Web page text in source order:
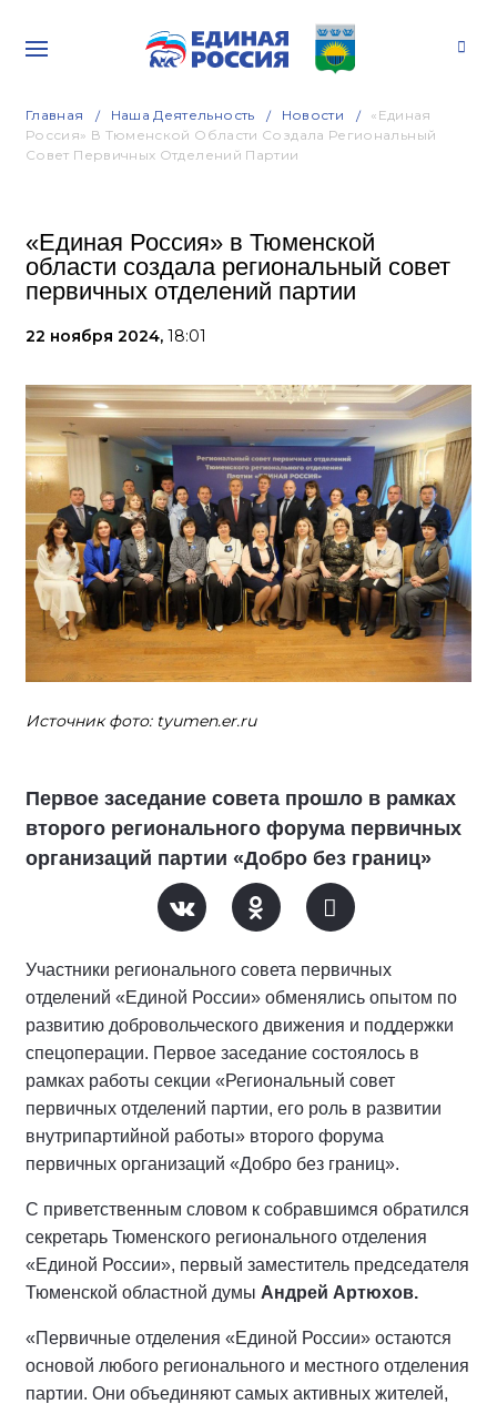
Главная Наша Деятельность Новости
«Единая
Россия» В Тюменской Области Создала Региональный
Совет Первичных Отделений Партии
«Единая Россия» в Тюменской
области создала региональный совет
первичных отделений партии
22 ноября 2024, 18:01
Источник фото: tyumen.er.ru
Первое заседание совета прошло в рамках
второго регионального форума первичных
организаций партии «Добро без границ»
Участники регионального совета первичных
отделений «Единой России» обменялись опытом по
развитию добровольческого движения и поддержки
спецоперации. Первое заседание состоялось в
рамках работы секции «Региональный совет
первичных отделений партии, его роль в развитии
внутрипартийной работы» второго форума
первичных организаций «Добро без границ».
С приветственным словом к собравшимся обратился
секретарь Тюменского регионального отделения
«Единой России», первый заместитель председателя
Тюменской областной думы Андрей Артюхов.
«Первичные отделения «Единой России» остаются
основой любого регионального и местного отделения
партии. Они объединяют самых активных жителей,